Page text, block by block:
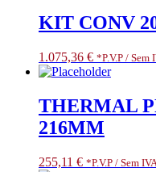
KIT CONV
1.075,36 € *P.V.P / Sem
THERMAL
216MM
255,11 € *P.V.P / Sem IVA